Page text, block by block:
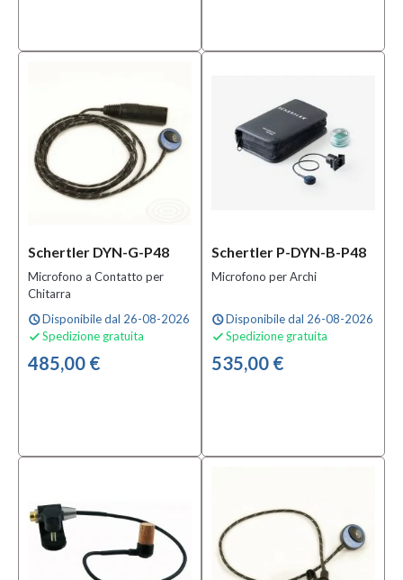
Schertler DYN-G-P48
Microfono a Contatto per
Chitarra
scheduleDisponibile dal 26-08-2026
 Spedizione gratuita
485,00 €
Schertler P-DYN-B-P48
Microfono per Archi
scheduleDisponibile dal 26-08-2026
 Spedizione gratuita
535,00 €